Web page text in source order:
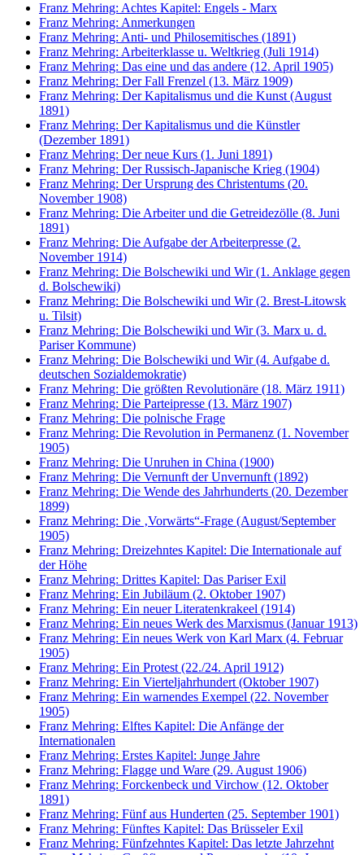
Franz Mehring: Achtes Kapitel: Engels - Marx
Franz Mehring: Anmerkungen
Franz Mehring: Anti- und Philosemitisches (1891)
Franz Mehring: Arbeiterklasse u. Weltkrieg (Juli 1914)
Franz Mehring: Das eine und das andere (12. April 1905)
Franz Mehring: Der Fall Frenzel (13. März 1909)
Franz Mehring: Der Kapitalismus und die Kunst (August
1891)
Franz Mehring: Der Kapitalismus und die Künstler
(Dezember 1891)
Franz Mehring: Der neue Kurs (1. Juni 1891)
Franz Mehring: Der Russisch-Japanische Krieg (1904)
Franz Mehring: Der Ursprung des Christentums (20.
November 1908)
Franz Mehring: Die Arbeiter und die Getreidezölle (8. Juni
1891)
Franz Mehring: Die Aufgabe der Arbeiterpresse (2.
November 1914)
Franz Mehring: Die Bolschewiki und Wir (1. Anklage gegen
d. Bolschewiki)
Franz Mehring: Die Bolschewiki und Wir (2. Brest-Litowsk
u. Tilsit)
Franz Mehring: Die Bolschewiki und Wir (3. Marx u. d.
Pariser Kommune)
Franz Mehring: Die Bolschewiki und Wir (4. Aufgabe d.
deutschen Sozialdemokratie)
Franz Mehring: Die größten Revolutionäre (18. März 1911)
Franz Mehring: Die Parteipresse (13. März 1907)
Franz Mehring: Die polnische Frage
Franz Mehring: Die Revolution in Permanenz (1. November
1905)
Franz Mehring: Die Unruhen in China (1900)
Franz Mehring: Die Vernunft der Unvernunft (1892)
Franz Mehring: Die Wende des Jahrhunderts (20. Dezember
1899)
Franz Mehring: Die ‚Vorwärts“-Frage (August/September
1905)
Franz Mehring: Dreizehntes Kapitel: Die Internationale auf
der Höhe
Franz Mehring: Drittes Kapitel: Das Pariser Exil
Franz Mehring: Ein Jubiläum (2. Oktober 1907)
Franz Mehring: Ein neuer Literatenkrakeel (1914)
Franz Mehring: Ein neues Werk des Marxismus (Januar 1913)
Franz Mehring: Ein neues Werk von Karl Marx (4. Februar
1905)
Franz Mehring: Ein Protest (22./24. April 1912)
Franz Mehring: Ein Vierteljahrhundert (Oktober 1907)
Franz Mehring: Ein warnendes Exempel (22. November
1905)
Franz Mehring: Elftes Kapitel: Die Anfänge der
Internationalen
Franz Mehring: Erstes Kapitel: Junge Jahre
Franz Mehring: Flagge und Ware (29. August 1906)
Franz Mehring: Forckenbeck und Virchow (12. Oktober
1891)
Franz Mehring: Fünf aus Hunderten (25. September 1901)
Franz Mehring: Fünftes Kapitel: Das Brüsseler Exil
Franz Mehring: Fünfzehntes Kapitel: Das letzte Jahrzehnt